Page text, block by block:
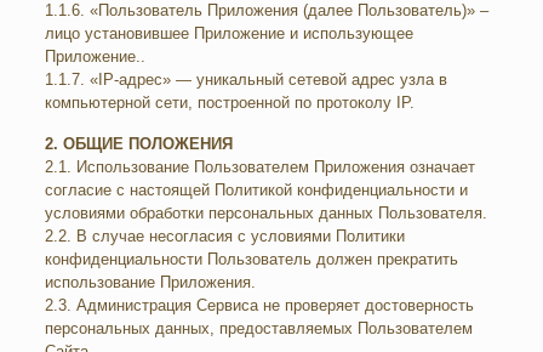
1.1.6. «Пользователь Приложения (далее Пользователь)» –
лицо установившее Приложение и использующее
Приложение..
1.1.7. «IP-адрес» — уникальный сетевой адрес узла в
компьютерной сети, построенной по протоколу IP.
2. ОБЩИЕ ПОЛОЖЕНИЯ
2.1. Использование Пользователем Приложения означает
согласие с настоящей Политикой конфиденциальности и
условиями обработки персональных данных Пользователя.
2.2. В случае несогласия с условиями Политики
конфиденциальности Пользователь должен прекратить
использование Приложения.
2.3. Администрация Сервиса не проверяет достоверность
персональных данных, предоставляемых Пользователем